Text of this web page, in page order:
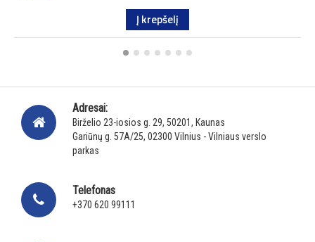
Į krepšelį
Adresai:
Birželio 23-iosios g. 29, 50201, Kaunas
Gariūnų g. 57A/25, 02300 Vilnius - Vilniaus verslo
parkas
Telefonas
+370 620 99111